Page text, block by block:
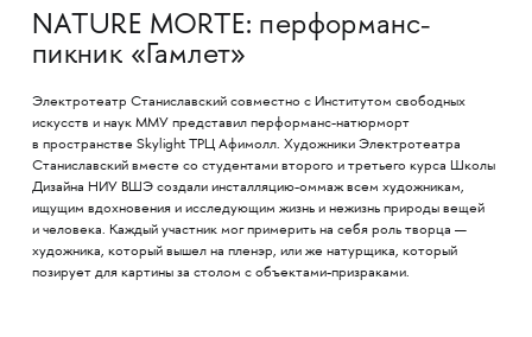
NATURE MORTE: перформанс-
пикник «Гамлет»
Электротеатр Станиславский совместно с Институтом свободных
искусств и наук ММУ представил перформанс-натюрморт
в пространстве Skylight ТРЦ Афимолл. Художники Электротеатра
Станиславский вместе со студентами второго и третьего курса Школы
Дизайна НИУ ВШЭ создали инсталляцию-оммаж всем художникам,
ищущим вдохновения и исследующим жизнь и нежизнь природы вещей
и человека. Каждый участник мог примерить на себя роль творца —
художника, который вышел на пленэр, или же натурщика, который
позирует для картины за столом с объектами-призраками.